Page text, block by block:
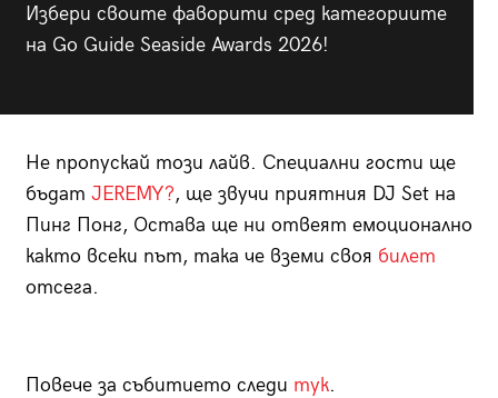
Избери своите фаворити сред категориите
на Go Guide Seaside Awards 2026!
Не пропускай този лайв. Специални гости ще
бъдат JEREMY?, ще звучи приятния DJ Set на
Пинг Понг, Остава ще ни отвеят емоционално
както всеки път, така че вземи своя билет
отсега.
Повече за събитието следи тук.